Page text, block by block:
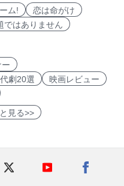
ム!
恋は命がけ
ではありません
劇20選
映画レビュー
る>>